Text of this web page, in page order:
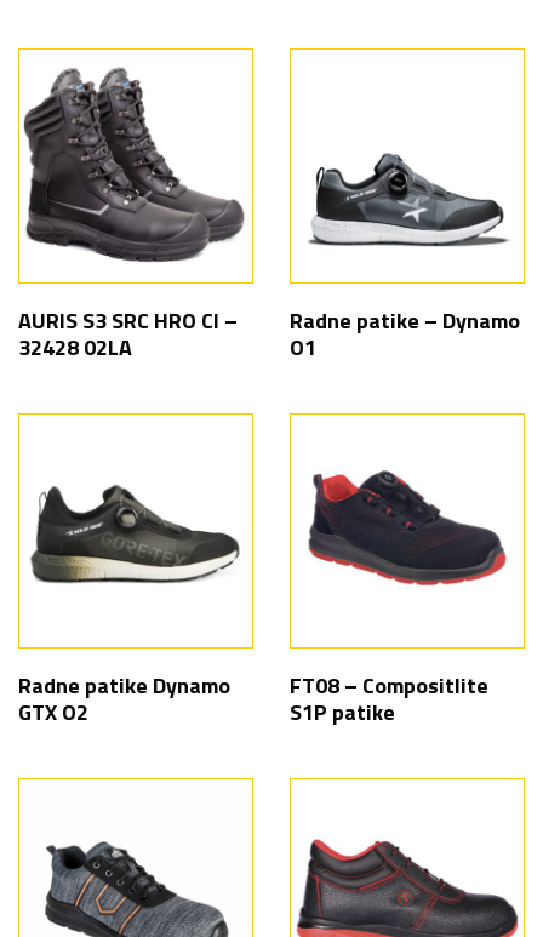
AURIS S3 SRC HRO CI –
32428 02LA
Radne patike – Dynamo
O1
Radne patike Dynamo
GTX O2
FT08 – Compositlite
S1P patike